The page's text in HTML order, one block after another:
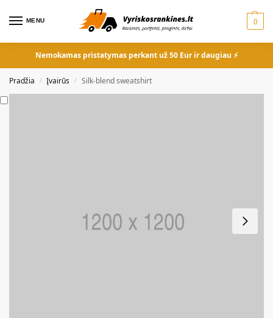
MENU 0
Nemokamas pristatymas perkant už 50 Eur ir daugiau ⚡
Pradžia / Įvairūs / Silk-blend sweatshirt